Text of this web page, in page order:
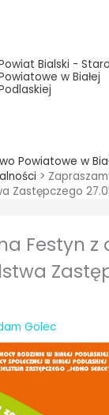
Bialski -
w Białej
Powiatowe w
>
Zastępczego
Festyn z
Golec